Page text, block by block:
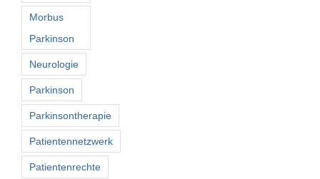
Morbus
Parkinson
Neurologie
Parkinson
Parkinsontherapie
Patientennetzwerk
Patientenrechte